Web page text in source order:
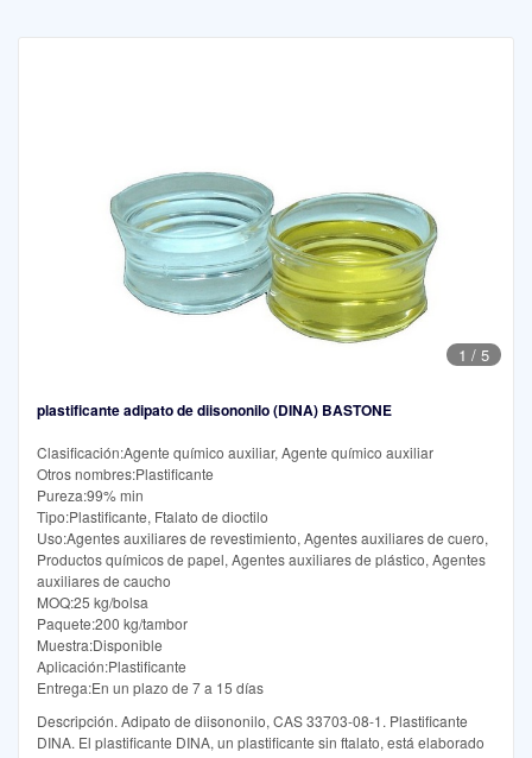
1 / 5
plastificante adipato de diisononilo (DINA) BASTONE
Clasificación:Agente químico auxiliar, Agente químico auxiliar
Otros nombres:Plastificante
Pureza:99% min
Tipo:Plastificante, Ftalato de dioctilo
Uso:Agentes auxiliares de revestimiento, Agentes auxiliares de cuero,
Productos químicos de papel, Agentes auxiliares de plástico, Agentes
auxiliares de caucho
MOQ:25 kg/bolsa
Paquete:200 kg/tambor
Muestra:Disponible
Aplicación:Plastificante
Entrega:En un plazo de 7 a 15 días
Descripción. Adipato de diisononilo, CAS 33703-08-1. Plastificante
DINA. El plastificante DINA, un plastificante sin ftalato, está elaborado